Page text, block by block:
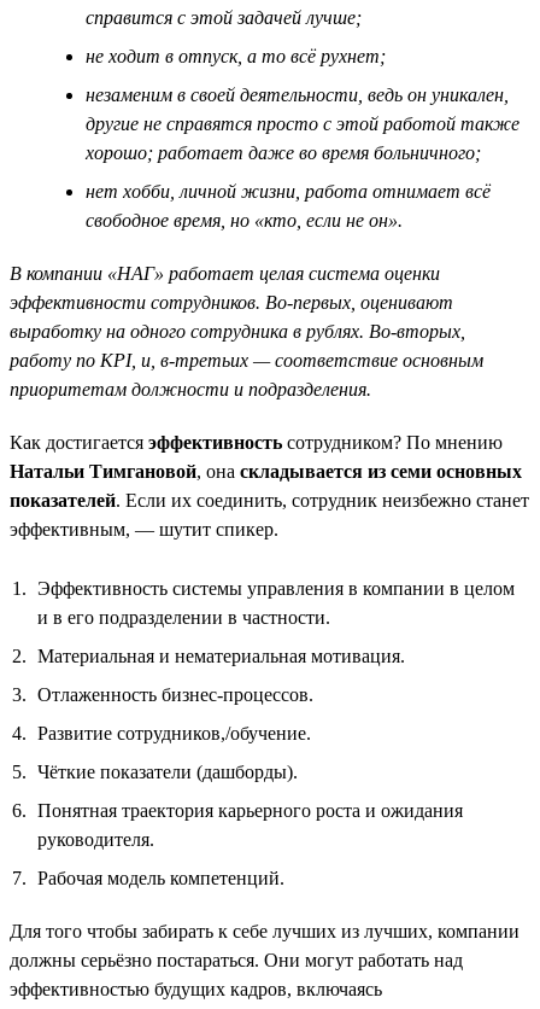
справится с этой задачей лучше;
не ходит в отпуск, а то всё рухнет;
незаменим в своей деятельности, ведь он уникален,
другие не справятся просто с этой работой также
хорошо; работает даже во время больничного;
нет хобби, личной жизни, работа отнимает всё
свободное время, но «кто, если не он».
В компании «НАГ» работает целая система оценки
эффективности сотрудников. Во-первых, оценивают
выработку на одного сотрудника в рублях. Во-вторых,
работу по KPI, и, в-третьих — соответствие основным
приоритетам должности и подразделения.
Как достигается эффективность сотрудником? По мнению
Натальи Тимгановой, она складывается из семи основных
показателей. Если их соединить, сотрудник неизбежно станет
эффективным, — шутит спикер.
Эффективность системы управления в компании в целом
и в его подразделении в частности.
Материальная и нематериальная мотивация.
Отлаженность бизнес-процессов.
Развитие сотрудников,/обучение.
Чёткие показатели (дашборды).
Понятная траектория карьерного роста и ожидания
руководителя.
Рабочая модель компетенций.
Для того чтобы забирать к себе лучших из лучших, компании
должны серьёзно постараться. Они могут работать над
эффективностью будущих кадров, включаясь